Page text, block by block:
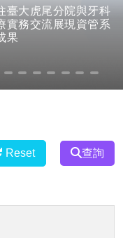
臺大虎尾分院與牙科
實務交流展現資管系
果
Reset 查詢